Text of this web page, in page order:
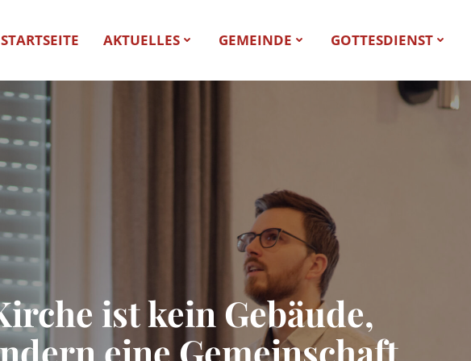
STARTSEITE AKTUELLES GEMEINDE GOTTESDIENST
ist kein Gebäude,